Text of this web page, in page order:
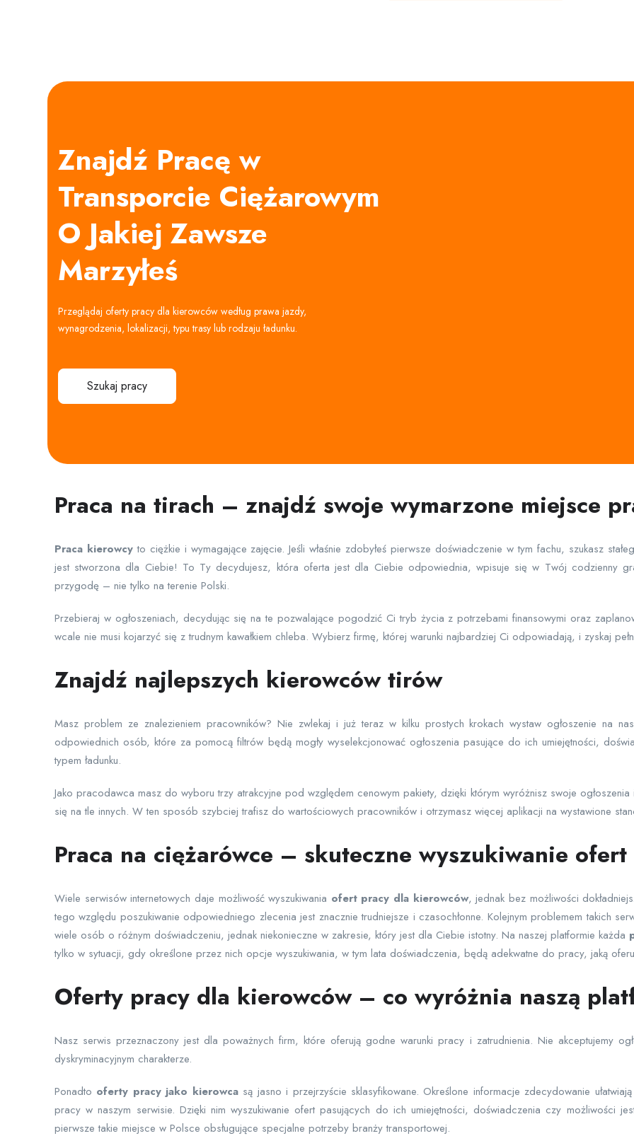
Znajdź Pracę w
Transporcie Ciężarowym
O Jakiej Zawsze
Marzyłeś
Przeglądaj oferty pracy dla kierowców według prawa jazdy,
wynagrodzenia, lokalizacji, typu trasy lub rodzaju ładunku.
Szukaj pracy
Praca na tirach – znajdź swoje wymarzone miejsce
Praca kierowcyto ciężkie i wymagające zajęcie. Jeśli właśnie zdobyłeś pierwsze doświadczenie w tym fachu, szukasz
jest stworzona dla Ciebie! To Ty decydujesz, która oferta jest dla Ciebie odpowiednia, wpisuje się w Twój codzienny
przygodę – nie tylko na terenie Polski.
Przebieraj w ogłoszeniach, decydując się na te pozwalające pogodzić Ci tryb życia z potrzebami finansowymi oraz
wcale nie musi kojarzyć się z trudnym kawałkiem chleba. Wybierz firmę, której warunki najbardziej Ci odpowiadają, i zyskaj
Znajdź najlepszych kierowców tirów
Masz problem ze znalezieniem pracowników? Nie zwlekaj i już teraz w kilku prostych krokach wystaw ogłoszenie na
odpowiednich osób, które za pomocą filtrów będą mogły wyselekcjonować ogłoszenia pasujące do ich umiejętności,
typem ładunku.
Jako pracodawca masz do wyboru trzy atrakcyjne pod względem cenowym pakiety, dzięki którym wyróżnisz swoje
się na tle innych. W ten sposób szybciej trafisz do wartościowych pracowników i otrzymasz więcej aplikacji na wystawione
Praca na ciężarówce – skuteczne wyszukiwanie ofert
Wiele serwisów internetowych daje możliwość wyszukiwania ofert pracy dla kierowców, jednak bez możliwości
tego względu poszukiwanie odpowiedniego zlecenia jest znacznie trudniejsze i czasochłonne. Kolejnym problemem takich
wiele osób o różnym doświadczeniu, jednak niekonieczne w zakresie, który jest dla Ciebie istotny. Na naszej platformie każda
tylko w sytuacji, gdy określone przez nich opcje wyszukiwania, w tym lata doświadczenia, będą adekwatne do pracy, jaką
Oferty pracy dla kierowców – co wyróżnia naszą
Nasz serwis przeznaczony jest dla poważnych firm, które oferują godne warunki pracy i zatrudnienia. Nie akceptujemy
dyskryminacyjnym charakterze.
Ponadto oferty pracy jako kierowcasą jasno i przejrzyście sklasyfikowane. Określone informacje zdecydowanie
pracy w naszym serwisie. Dzięki nim wyszukiwanie ofert pasujących do ich umiejętności, doświadczenia czy możliwości
pierwsze takie miejsce w Polsce obsługujące specjalne potrzeby branży transportowej.